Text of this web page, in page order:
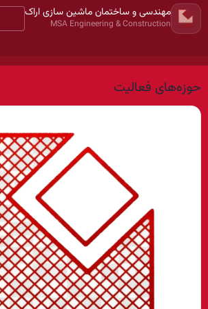
مهندسی و ساختمان ماشین سازی اراک
MSA Engineering & Construction
حوزه‌های فعالیت